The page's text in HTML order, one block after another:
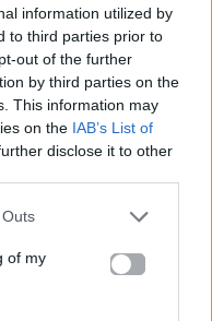
information utilized by
to third parties prior to
out of the further
by third parties on the
This information may
on the IAB’s List of
disclose it to other
of my
πορεία
στιγμές